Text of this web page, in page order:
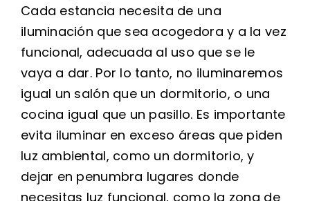
Cada estancia necesita de una
iluminación que sea acogedora y a la vez
funcional, adecuada al uso que se le
vaya a dar. Por lo tanto, no iluminaremos
igual un salón que un dormitorio, o una
cocina igual que un pasillo. Es importante
evita iluminar en exceso áreas que piden
luz ambiental, como un dormitorio, y
dejar en penumbra lugares donde
necesitas luz funcional, como la zona de